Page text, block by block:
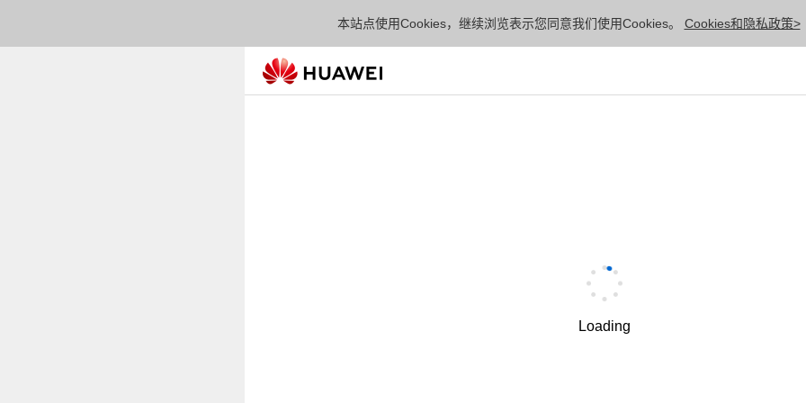
本站点使用Cookies，继续浏览表示您同意我们使用Cookies。 Cookies和隐私政策>
Loading